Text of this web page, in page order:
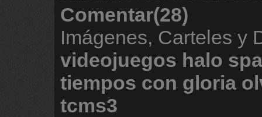
Comentar(28)
Imágenes, Carteles y
videojuegos halo
tiempos con gloria
tcms3